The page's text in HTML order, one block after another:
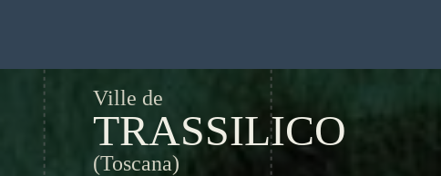
Ville de
TRASSILICO
(Toscana)